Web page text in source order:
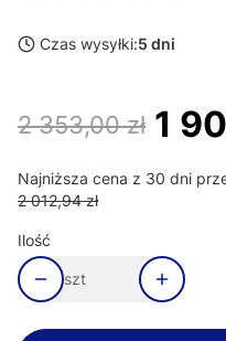
Czas wysyłki:5 dni
2 353,00 zł 1
Najniższa cena z 30 dni
2 012,94 zł
Ilość
szt